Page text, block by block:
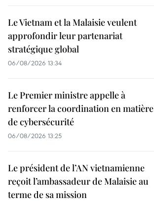
Le Vietnam et la Malaisie veulent
approfondir leur partenariat
stratégique global
06/08/2026 13:34
Le Premier ministre appelle à
renforcer la coordination en matière
de cybersécurité
06/08/2026 13:25
Le président de l’AN vietnamienne
reçoit l’ambassadeur de Malaisie au
terme de sa mission